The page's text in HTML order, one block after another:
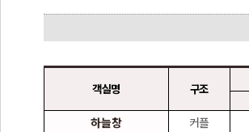
객실명 구조
하늘창 커플